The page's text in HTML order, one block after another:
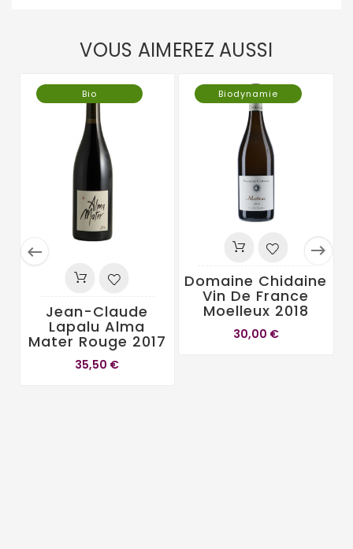
VOUS AIMEREZ AUSSI
 
Bio
Jean-Claude
Lapalu Alma
Mater Rouge 2017
35,50 €
Biodynamie
Domaine Chidaine
Vin De France
Moelleux 2018
30,00 €